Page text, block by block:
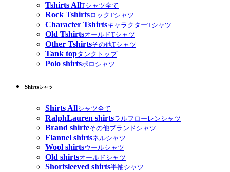
Tshirts AllTシャツ全て
Rock TshirtsロックTシャツ
Character TshirtsキャラクターTシャツ
Old TshirtsオールドTシャツ
Other Tshirtsその他Tシャツ
Tank topタンクトップ
Polo shirtsポロシャツ
Shirtsシャツ
Shirts Allシャツ全て
RalphLauren shirtsラルフローレンシャツ
Brand shirteその他ブランドシャツ
Flannel shirtsネルシャツ
Wool shirtsウールシャツ
Old shirtsオールドシャツ
Shortsleeved shirts半袖シャツ